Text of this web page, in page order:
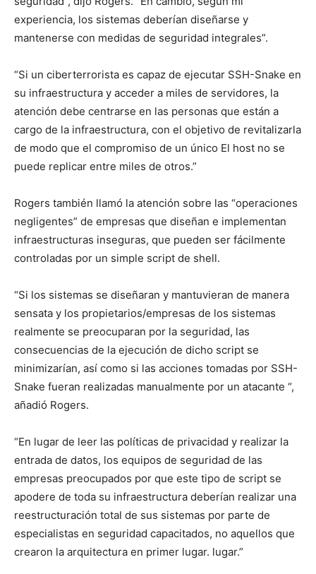
experiencia, los sistemas deberían diseñarse y
mantenerse con medidas de seguridad integrales”.
“Si un ciberterrorista es capaz de ejecutar SSH-Snake en
su infraestructura y acceder a miles de servidores, la
atención debe centrarse en las personas que están a
cargo de la infraestructura, con el objetivo de revitalizarla
de modo que el compromiso de un único El host no se
puede replicar entre miles de otros.”
Rogers también llamó la atención sobre las “operaciones
negligentes” de empresas que diseñan e implementan
infraestructuras inseguras, que pueden ser fácilmente
controladas por un simple script de shell.
“Si los sistemas se diseñaran y mantuvieran de manera
sensata y los propietarios/empresas de los sistemas
realmente se preocuparan por la seguridad, las
consecuencias de la ejecución de dicho script se
minimizarían, así como si las acciones tomadas por SSH-
Snake fueran realizadas manualmente por un atacante “,
añadió Rogers.
“En lugar de leer las políticas de privacidad y realizar la
entrada de datos, los equipos de seguridad de las
empresas preocupados por que este tipo de script se
apodere de toda su infraestructura deberían realizar una
reestructuración total de sus sistemas por parte de
especialistas en seguridad capacitados, no aquellos que
crearon la arquitectura en primer lugar. lugar.”